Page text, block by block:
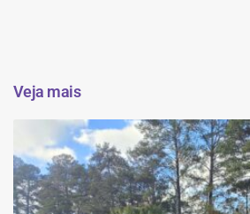
Veja mais